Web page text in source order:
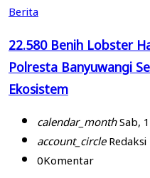
Berita
22.580 Benih Lobster
Polresta Banyuwangi
Ekosistem
calendar_monthSab,
account_circleRedaksi
0Komentar